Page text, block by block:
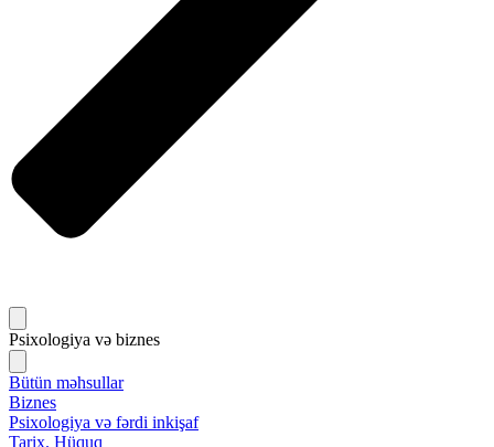
Psixologiya və biznes
Bütün məhsullar
Biznes
Psixologiya və fərdi inkişaf
Tarix. Hüquq